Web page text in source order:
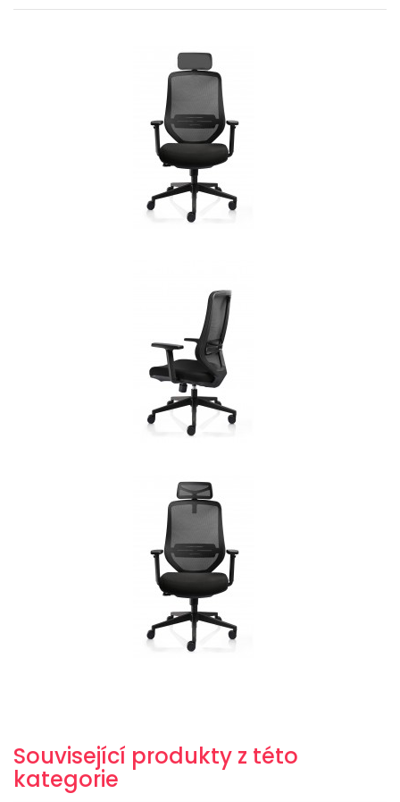
Související produkty z této
kategorie